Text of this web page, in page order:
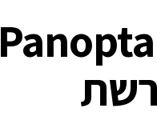
פורטינט רכשה את חברת Panopta